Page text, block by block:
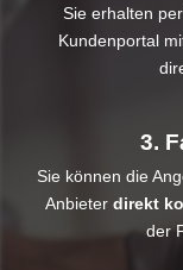
Sie erhalten
Kundenportal
3.
Sie können die
Anbieter direkt
der